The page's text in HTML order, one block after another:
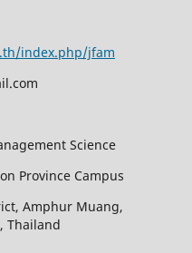
index.php/jfam
Science
Province Campus
Amphur Muang,
Thailand